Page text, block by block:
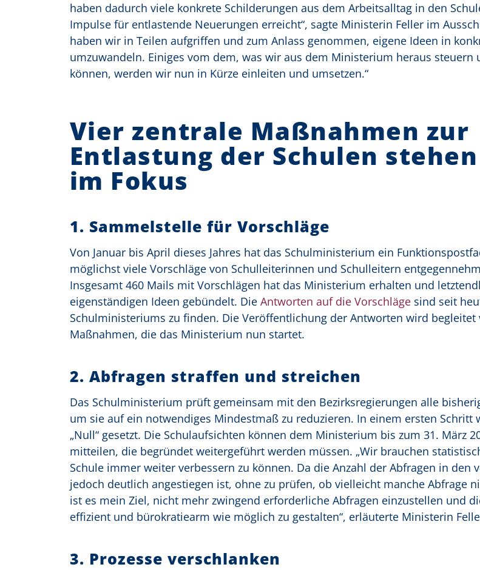
haben dadurch viele konkrete Schilderungen aus dem Arbeitsalltag in den
Impulse für entlastende Neuerungen erreicht“, sagte Ministerin Feller im
haben wir in Teilen aufgriffen und zum Anlass genommen, eigene Ideen in
umzuwandeln. Einiges vom dem, was wir aus dem Ministerium heraus steuern
können, werden wir nun in Kürze einleiten und umsetzen.“
Vier zentrale Maßnahmen zur
Entlastung der Schulen
im Fokus
1. Sammelstelle für Vorschläge
Von Januar bis April dieses Jahres hat das Schulministerium ein
möglichst viele Vorschläge von Schulleiterinnen und Schulleitern
Insgesamt 460 Mails mit Vorschlägen hat das Ministerium erhalten und
eigenständigen Ideen gebündelt. Die Antworten auf die Vorschlägesind seit
Schulministeriums zu finden. Die Veröffentlichung der Antworten wird begleitet
Maßnahmen, die das Ministerium nun startet.
2. Abfragen straffen und streichen
Das Schulministerium prüft gemeinsam mit den Bezirksregierungen alle
um sie auf ein notwendiges Mindestmaß zu reduzieren. In einem ersten Schritt
„Null“ gesetzt. Die Schulaufsichten können dem Ministerium bis zum 31. März
mitteilen, die begründet weitergeführt werden müssen. „Wir brauchen
Schule immer weiter verbessern zu können. Da die Anzahl der Abfragen in den
jedoch deutlich angestiegen ist, ohne zu prüfen, ob vielleicht manche Abfrage
ist es mein Ziel, nicht mehr zwingend erforderliche Abfragen einzustellen und
effizient und bürokratiearm wie möglich zu gestalten“, erläuterte Ministerin
3. Prozesse verschlanken